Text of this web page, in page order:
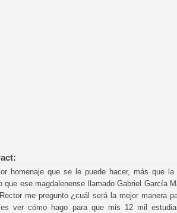
homenaje que se le puede hacer, más que
que ese magdalenense llamado Gabriel García
me pregunto ¿cuál será la mejor manera
ver cómo hago para que mis 12 mil